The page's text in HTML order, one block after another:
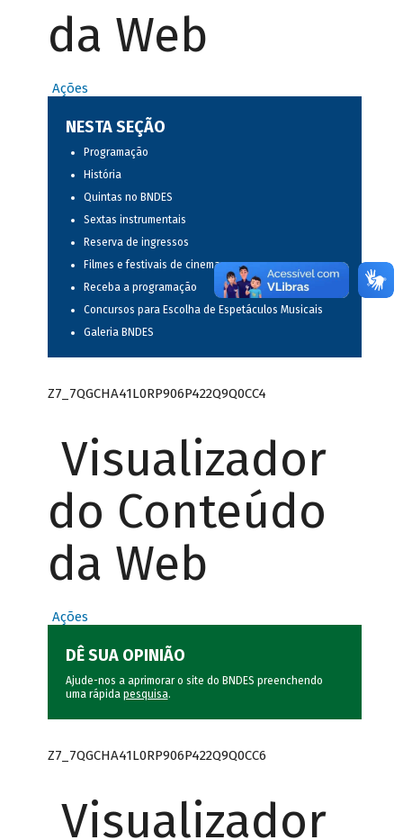
da Web
Ações
NESTA SEÇÃO
Programação
História
Quintas no BNDES
Sextas instrumentais
Reserva de ingressos
Filmes e festivais de cinema
Receba a programação
Concursos para Escolha de Espetáculos Musicais
Galeria BNDES
Z7_7QGCHA41L0RP906P422Q9Q0CC4
Visualizador
do Conteúdo
da Web
Ações
DÊ SUA OPINIÃO
Ajude-nos a aprimorar o site do BNDES preenchendo
uma rápida pesquisa.
Z7_7QGCHA41L0RP906P422Q9Q0CC6
Visualizador